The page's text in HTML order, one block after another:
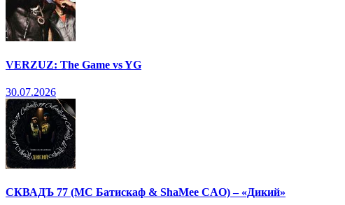
VERZUZ: The Game vs YG
30.07.2026
СКВАДЪ 77 (МС Батискаф & ShaMee CAO) – «Дикий»